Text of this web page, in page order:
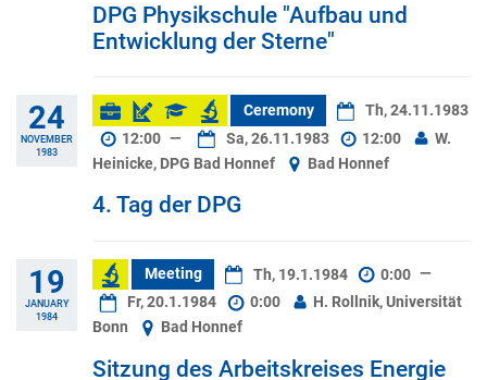
DPG Physikschule "Aufbau und
Entwicklung der Sterne"
24
NOVEMBER
1983
Ceremony
Th, 24.11.1983
12:00 — Sa, 26.11.1983 12:00
W.
Heinicke, DPG Bad Honnef
Bad Honnef
4. Tag der DPG
19
JANUARY
1984
Meeting Th, 19.1.1984 0:00 —
Fr, 20.1.1984
0:00
H. Rollnik, Universität
Bonn
Bad Honnef
Sitzung des Arbeitskreises Energie